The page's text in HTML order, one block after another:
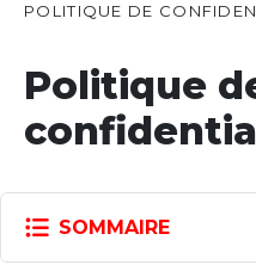
POLITIQUE DE
Politique
SOMMAIRE